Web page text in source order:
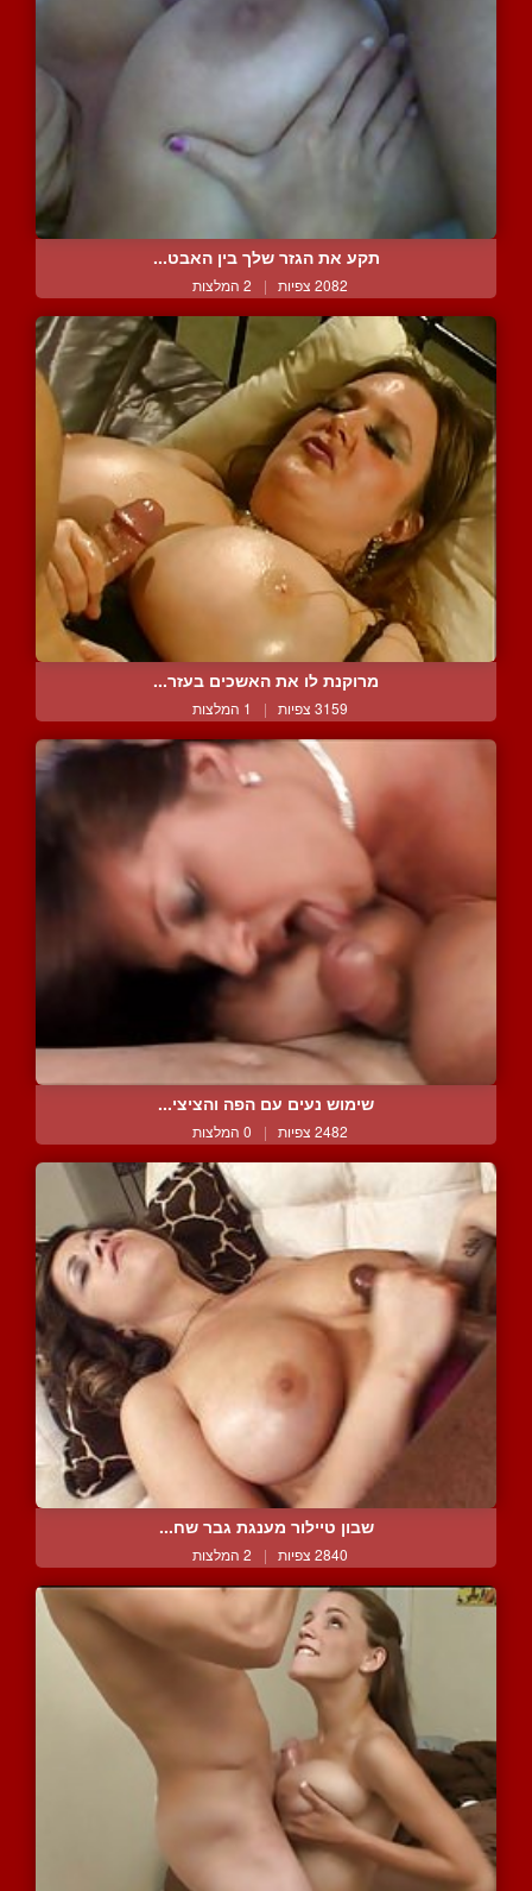
תקע את הגזר שלך בין האבט...
2082 צפיות | 2 המלצות
מרוקנת לו את האשכים בעזר...
3159 צפיות | 1 המלצות
שימוש נעים עם הפה והציצי...
2482 צפיות | 0 המלצות
שבון טיילור מענגת גבר שח...
2840 צפיות | 2 המלצות